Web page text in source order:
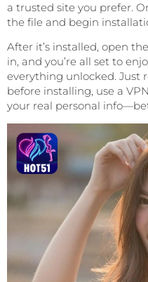
a trusted site you prefer.
the file and begin
After it’s installed, open
in, and you’re all set to
everything unlocked. Just
before installing, use a
your real personal